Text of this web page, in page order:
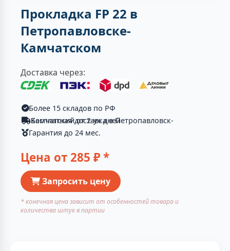
Прокладка FP 22 в
Петропавловске-
Камчатском
Доставка через:
Более 15 складов по РФ
Бесплатная доставка в Петропавловск-Камчатский от 2-ух дней
Гарантия до 24 мес.
Цена от 285 ₽ *
Запросить цену
* конечная цена зависит от особенностей товара и
количества штук в партии